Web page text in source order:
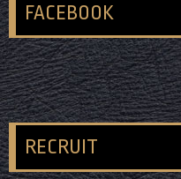
FACEBOOK
RECRUIT